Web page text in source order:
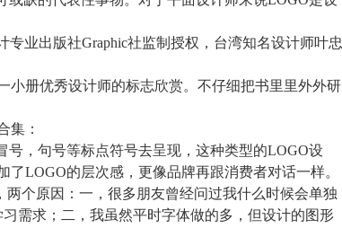
业出版社Graphic社监制授权，台湾知名设计师叶忠
册优秀设计师的标志欣赏。不仔细把书里里外外研
集：
，句号等标点符号去呈现，这种类型的LOGO设
LOGO的层次感，更像品牌再跟消费者对话一样。
个原因：一，很多朋友曾经问过我什么时候会单独
需求；二，我虽然平时字体做的多，但设计的图形